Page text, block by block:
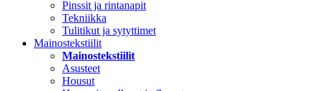
Pinssit ja rintanapit
Tekniikka
Tulitikut ja sytyttimet
Mainostekstiilit
Mainostekstiilit
Asusteet
Housut